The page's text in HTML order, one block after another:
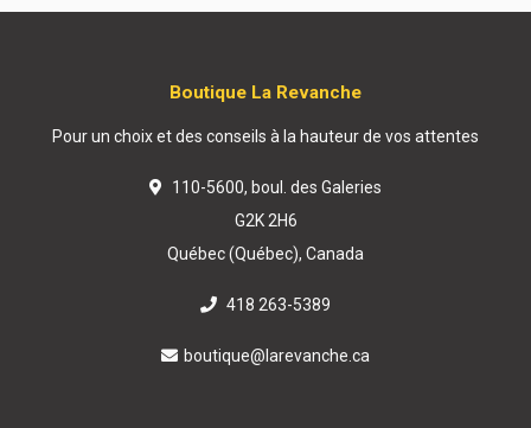
Boutique La Revanche
Pour un choix et des conseils à la hauteur de vos attentes
110-5600, boul. des Galeries
G2K 2H6
Québec (Québec), Canada
418 263-5389
boutique@larevanche.ca